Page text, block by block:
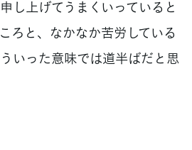
し上げてうまくいっていると
ろと、なかなか苦労している
いった意味では道半ばだと思